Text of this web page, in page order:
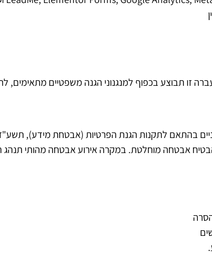
זו תבוצע בכפוף למנגנוני הגנה משפטיים מתאימים,
אבטחה מוחלטת. במקרה אירוע אבטחה מהותי